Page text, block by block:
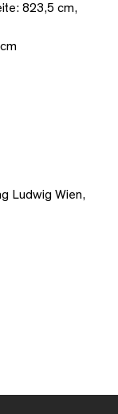
823,5 cm,
Ludwig Wien,